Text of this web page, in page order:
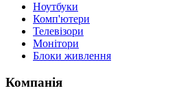
Ноутбуки
Комп'ютери
Телевізори
Монітори
Блоки живлення
Компанія